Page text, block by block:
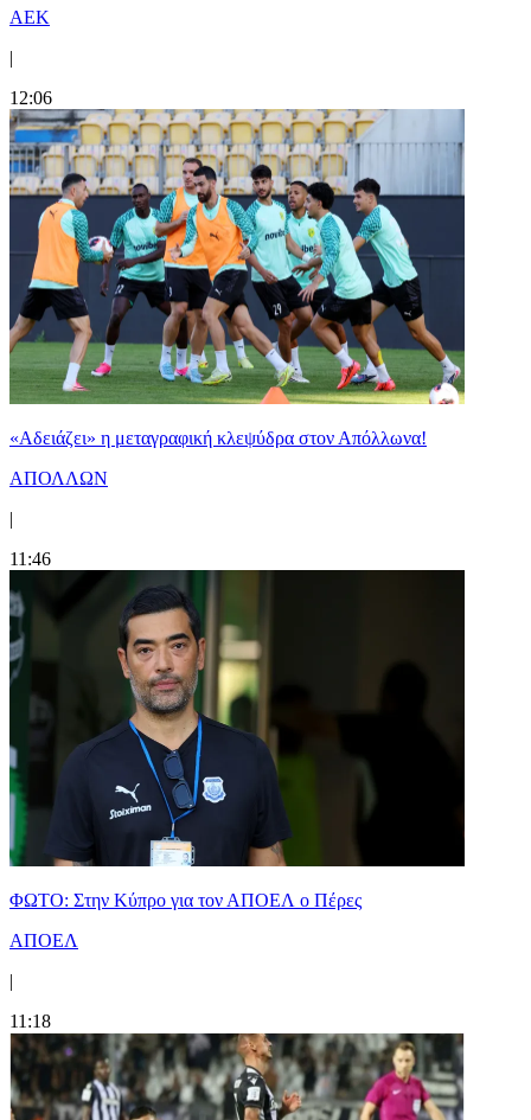
ΑΕΚ
|
12:06
«Αδειάζει» η μεταγραφική κλεψύδρα στον Απόλλωνα!
ΑΠΟΛΛΩΝ
|
11:46
ΦΩΤΟ: Στην Κύπρο για τον ΑΠΟΕΛ ο Πέρες
ΑΠΟΕΛ
|
11:18